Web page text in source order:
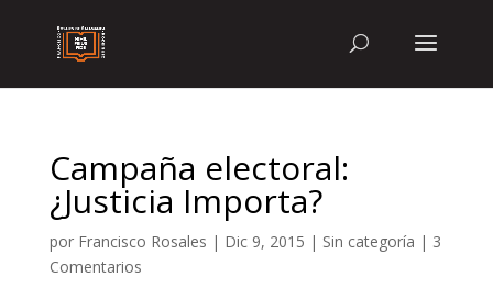
Campaña electoral:
¿Justicia Importa?
por Francisco Rosales | Dic 9, 2015 | Sin categoría | 3
Comentarios